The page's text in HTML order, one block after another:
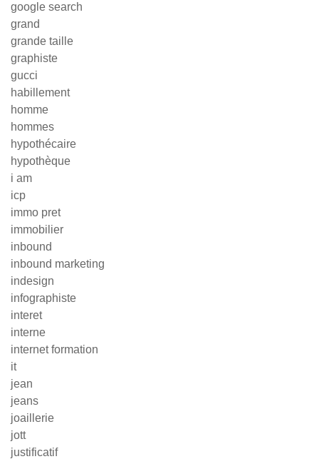
google search
grand
grande taille
graphiste
gucci
habillement
homme
hommes
hypothécaire
hypothèque
i am
icp
immo pret
immobilier
inbound
inbound marketing
indesign
infographiste
interet
interne
internet formation
it
jean
jeans
joaillerie
jott
justificatif